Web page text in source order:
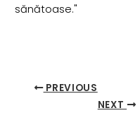
sănătoase."
PREVIOUS
NEXT